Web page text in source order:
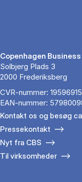
Copenhagen
Solbjerg Plads 3
2000 Frederiksberg
CVR-nummer: 19596915
EAN-nummer:
Kontakt os og besøg
Pressekontakt
Nyt fra CBS
Til virksomheder